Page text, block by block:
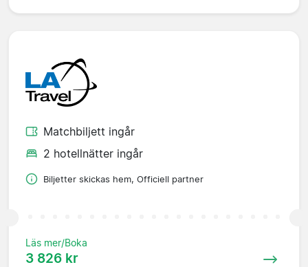
Matchbiljett ingår
2 hotellnätter ingår
Biljetter skickas hem, Officiell partner
Läs mer/Boka
3 826 kr